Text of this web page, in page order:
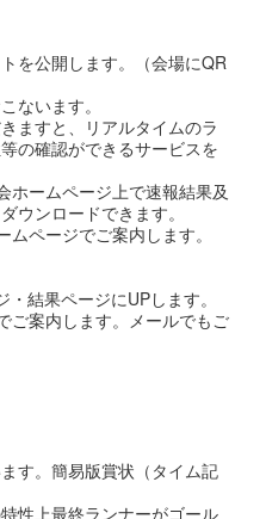
を公開します。（会場にQR
ないます。
ますと、リアルタイムのラ
の確認ができるサービスを
ホームページ上で速報結果及
ウンロードできます。
ページでご案内します。
結果ページにUPします。
ご案内します。メールでもご
す。簡易版賞状（タイム記
性上最終ランナーがゴール